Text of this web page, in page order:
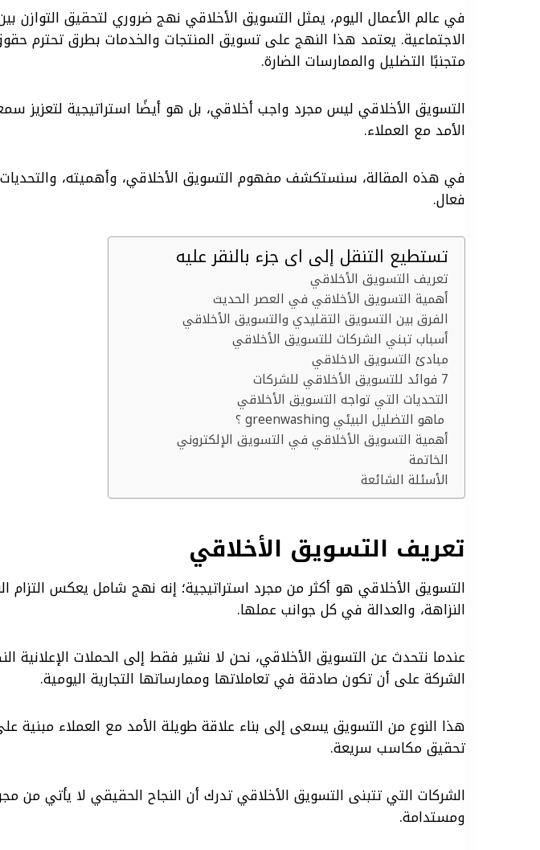
c
e
b
o
o
r
e
a
s
n
t
e
e
n
k
e
I
a
e
في عالم الأعمال اليوم، يمثل التسويق الأخلاقي نهج ضروري لتحقيق التوازن
الاجتماعية. يعتمد هذا النهج على تسويق المنتجات والخدمات بطرق تحترم
متجنبًا التضليل والممارسات الضارة.
التسويق الأخلاقي ليس مجرد واجب أخلاقي، بل هو أيضًا استراتيجية لتعزيز
الأمد مع العملاء.
في هذه المقالة، سنستكشف مفهوم التسويق الأخلاقي، وأهميته،
فعال.
تستطيع التنقل إلى اى جزء بالنقر عليه
تعريف التسويق الأخلاقي
أهمية التسويق الأخلاقي في العصر الحديث
الفرق بين التسويق التقليدي والتسويق الأخلاقي
أسباب تبني الشركات للتسويق الأخلاقي
مبادئ التسويق الاخلاقي
7 فوائد للتسويق الأخلاقي للشركات
التحديات التي تواجه التسويق الأخلاقي
ماهو التضليل البيئي greenwashing ؟
أهمية التسويق الأخلاقي في التسويق الإلكتروني
الخاتمة
الأسئلة الشائعة
تعريف التسويق الأخلاقي
التسويق الأخلاقي هو أكثر من مجرد استراتيجية؛ إنه نهج شامل يعكس التزام
النزاهة، والعدالة في كل جوانب عملها.
عندما نتحدث عن التسويق الأخلاقي، نحن لا نشير فقط إلى الحملات الإعلانية
الشركة على أن تكون صادقة في تعاملاتها وممارساتها التجارية اليومية.
هذا النوع من التسويق يسعى إلى بناء علاقة طويلة الأمد مع العملاء مبنية
تحقيق مكاسب سريعة.
الشركات التي تتبنى التسويق الأخلاقي تدرك أن النجاح الحقيقي لا يأتي من
ومستدامة.